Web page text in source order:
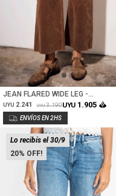
Talle
JEAN FLARED WIDE LEG -
CHOCOLATE
UYU 2.241 UYU 3.190UYU 1.905
20
Lo recibís el 30/9